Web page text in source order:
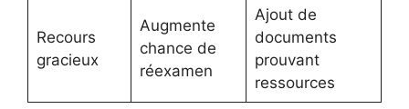
Recours
gracieux
Augmente
chance de
réexamen
Ajout de
documents
prouvant
ressources